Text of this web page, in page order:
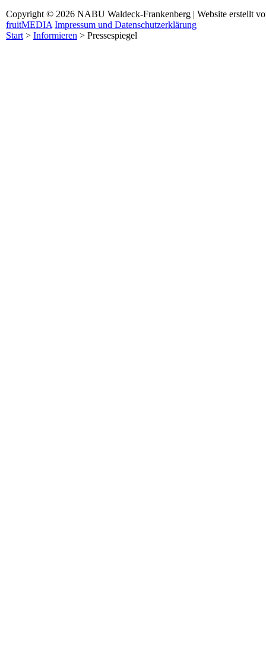
Copyright © 2026 NABU Waldeck-Frankenberg | Website erstellt
fruitMEDIA Impressum und Datenschutzerklärung
Start> Informieren > Pressespiegel